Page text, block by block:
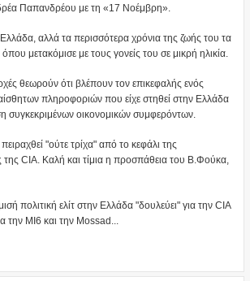
Παπανδρέου με τη «17 Νοέμβρη».
αλλά τα περισσότερα χρόνια της ζωής του τα
μετακόμισε με τους γονείς του σε μικρή ηλικία.
θεωρούν ότι βλέπουν τον επικεφαλής ενός
πληροφοριών που είχε στηθεί στην Ελλάδα
συγκεκριμένων οικονομικών συμφερόντων.
"ούτε τρίχα" από το κεφάλι της
της CIA. Καλή και τίμια η προσπάθεια του Β.Φούκα,
πολιτική ελίτ στην Ελλάδα "δουλεύει" για την CIA
την MI6 και την Mossad...